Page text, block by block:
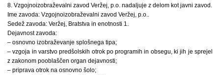
8. Vzgojnoizobraževalni zavod Veržej, p.o. nadaljuje z delom kot javni zavod.
Ime zavoda: Vzgojnoizobraževalni zavod Veržej, p.o..
Sedež zavoda: Veržej, Bratstva in enotnosti 1.
Dejavnost zavoda:
– osnovno izobraževanje splošnega tipa;
– vzgoja in varstvo predšolskih otrok po programih in obsegu, ki jih je sprejel
z zakonom pooblaščen organ dejavnosti;
– priprava otrok na osnovno šolo;